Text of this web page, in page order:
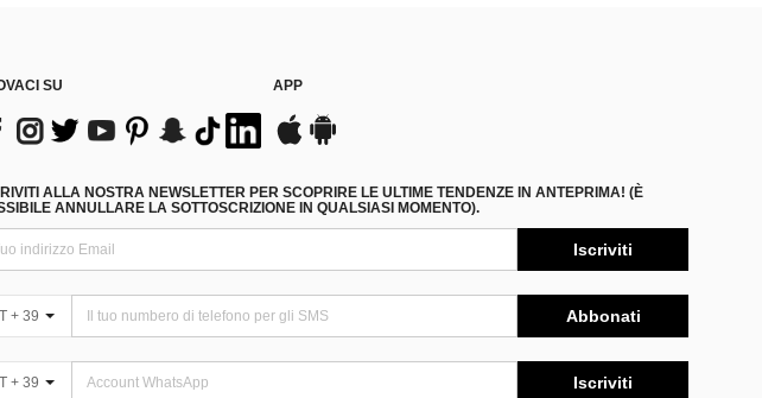
SU APP
ALLA NOSTRA NEWSLETTER PER SCOPRIRE LE ULTIME TENDENZE IN ANTEPRIMA! (È
ANNULLARE LA SOTTOSCRIZIONE IN QUALSIASI MOMENTO).
Iscriviti
IT + 39 Abbonati
IT + 39 Iscriviti